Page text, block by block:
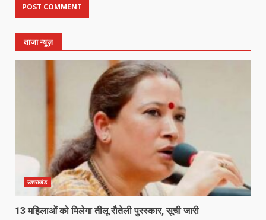
ताजा न्यूज़
उत्तराखंड
13 महिलाओं को मिलेगा तीलू रौतेली पुरस्कार, सूची जारी